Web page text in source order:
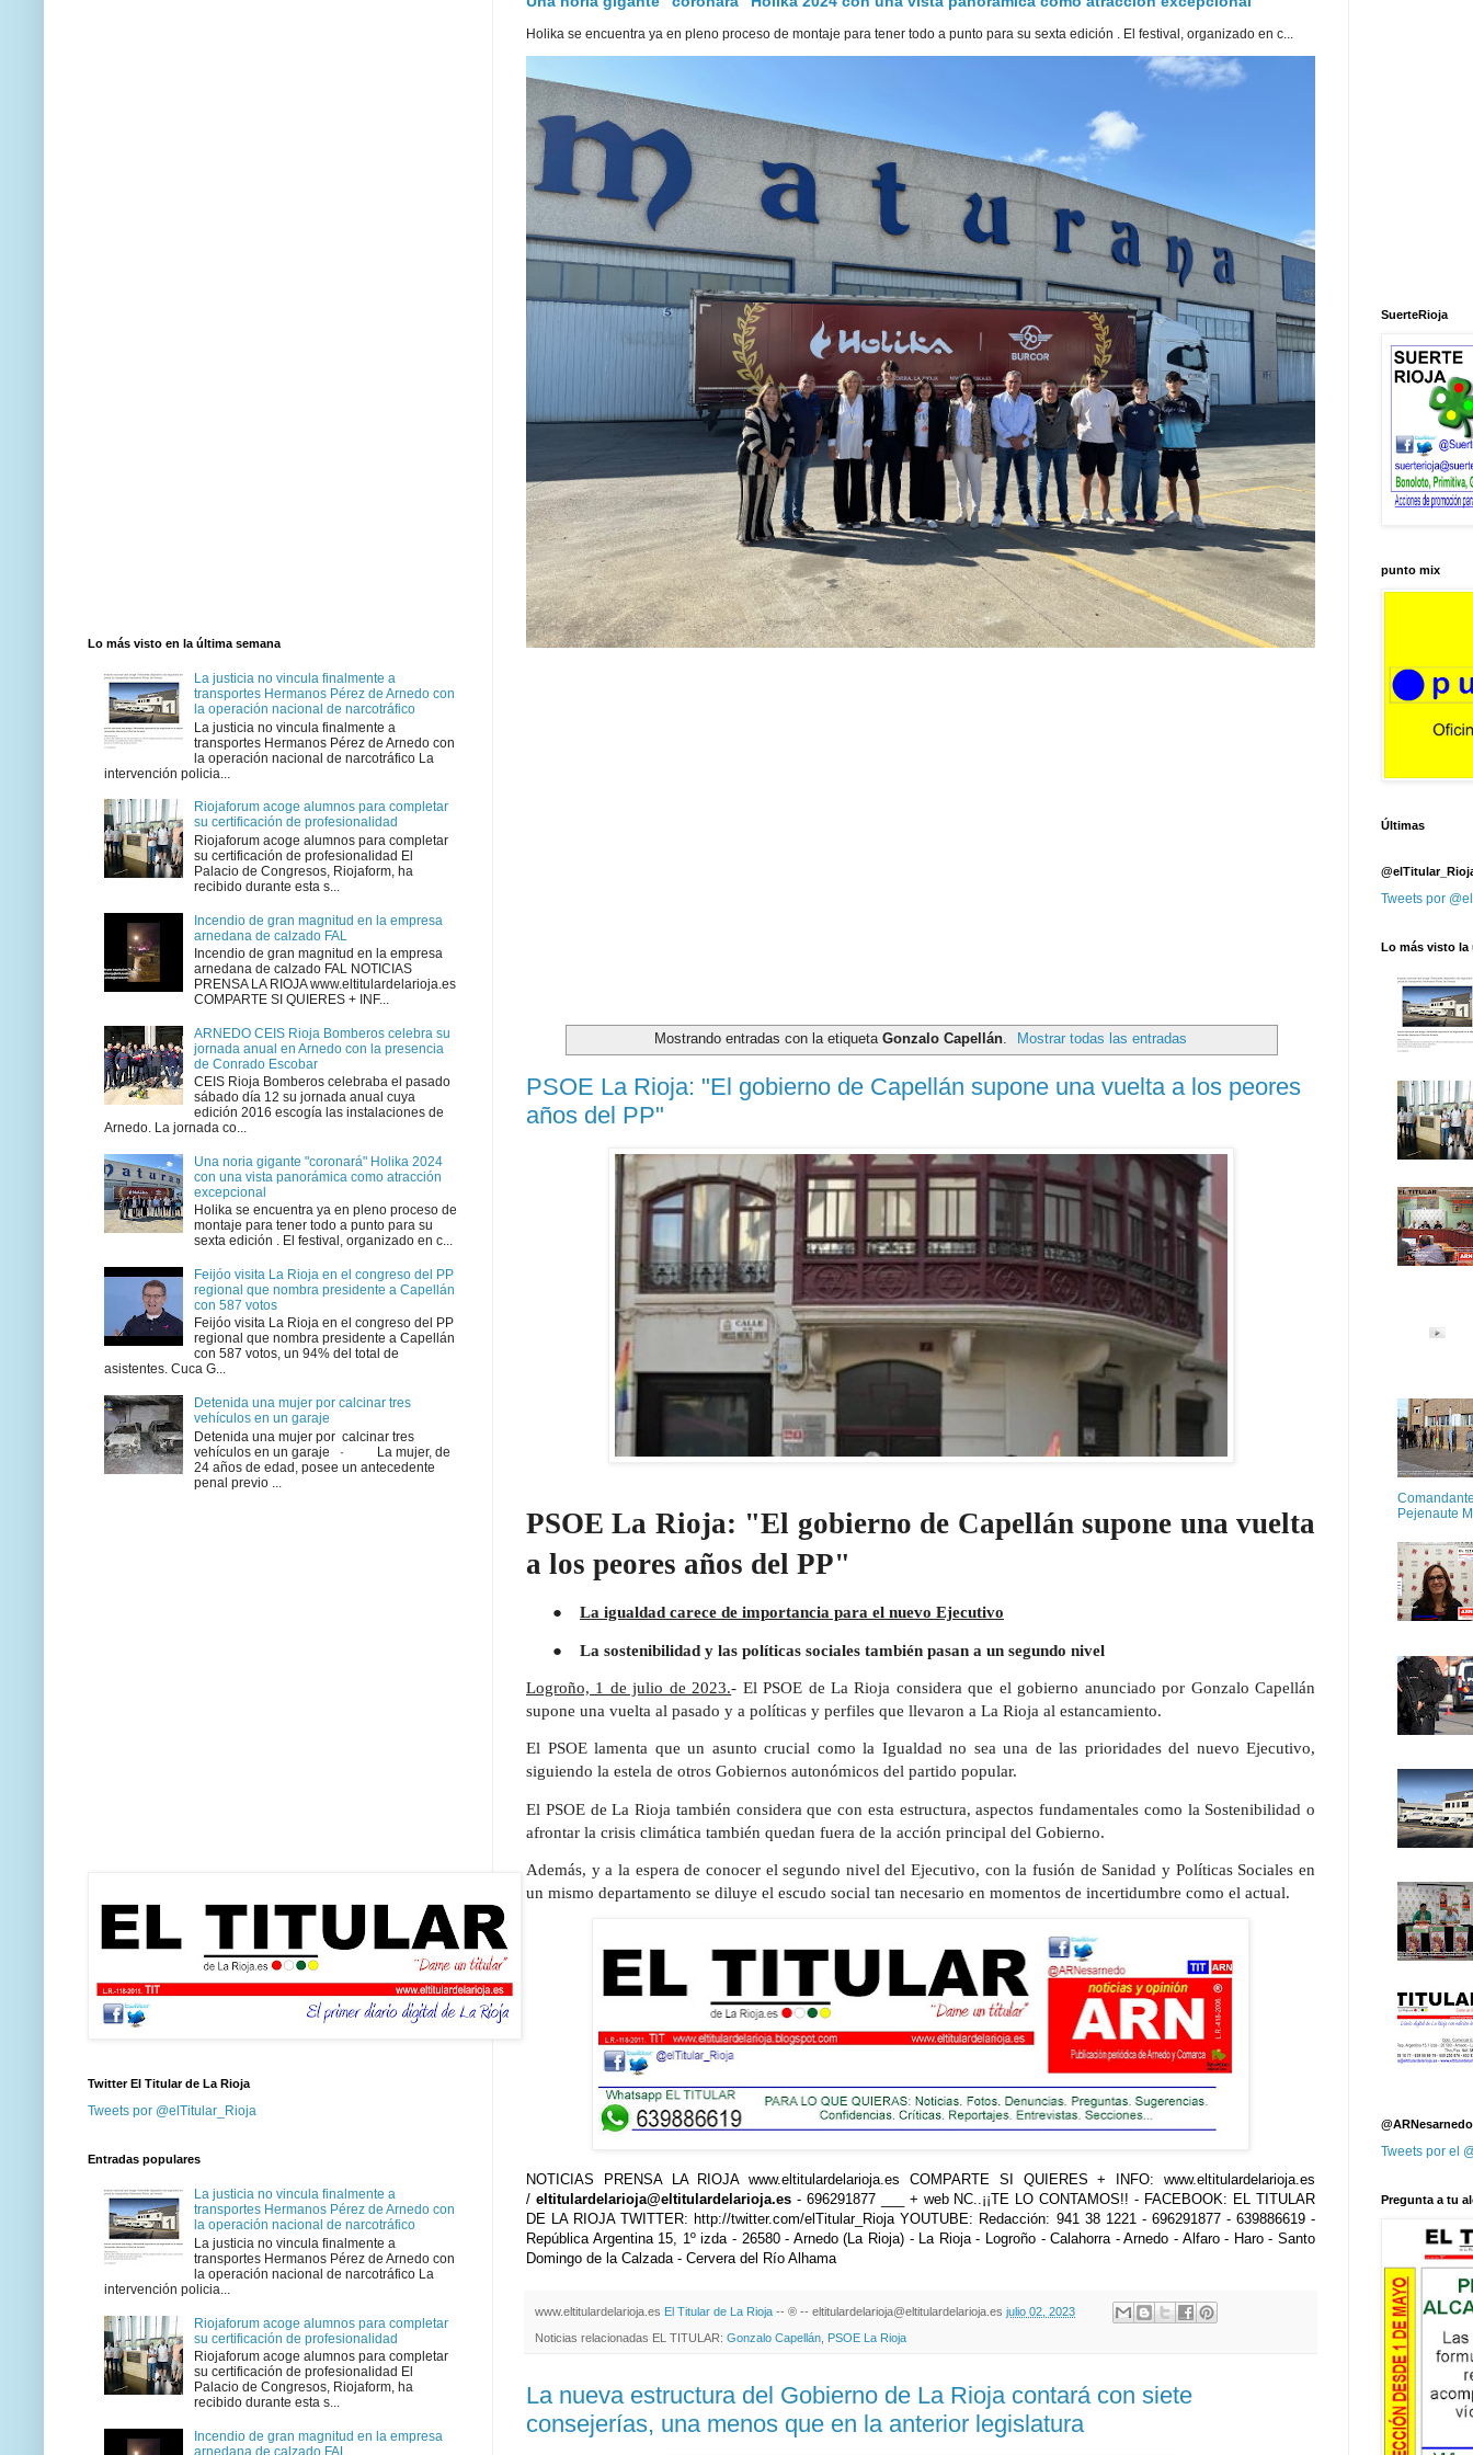
Holika se encuentra ya en pleno proceso de montaje para tener todo a punto para su sexta edición . El festival, organizado en c...
Mostrando entradas con la etiqueta Gonzalo Capellán. Mostrar todas las entradas
PSOE La Rioja: "El gobierno de Capellán supone una vuelta a los peores
años del PP"
PSOE La Rioja: "El gobierno de Capellán supone una vuelta
a los peores años del PP"
●
La igualdad carece de importancia para el nuevo Ejecutivo
● La sostenibilidad y las políticas sociales también pasan a un segundo nivel
Logroño, 1 de julio de 2023.- El PSOE de La Rioja considera que el gobierno anunciado por Gonzalo Capellán
supone una vuelta al pasado y a políticas y perfiles que llevaron a La Rioja al estancamiento.
El PSOE lamenta que un asunto crucial como la Igualdad no sea una de las prioridades del nuevo Ejecutivo,
siguiendo la estela de otros Gobiernos autonómicos del partido popular.
El PSOE de La Rioja también considera que con esta estructura, aspectos fundamentales como la Sostenibilidad o
afrontar la crisis climática también quedan fuera de la acción principal del Gobierno.
Además, y a la espera de conocer el segundo nivel del Ejecutivo, con la fusión de Sanidad y Políticas Sociales en
un mismo departamento se diluye el escudo social tan necesario en momentos de incertidumbre como el actual.
NOTICIAS PRENSA LA RIOJA www.eltitulardelarioja.es COMPARTE SI QUIERES + INFO: www.eltitulardelarioja.es
/ eltitulardelarioja@eltitulardelarioja.es- 696291877 ___ + web NC..¡¡TE LO CONTAMOS!! - FACEBOOK: EL TITULAR
DE LA RIOJA TWITTER: http://twitter.com/elTitular_Rioja YOUTUBE: Redacción: 941 38 1221 - 696291877 - 639886619 -
República Argentina 15, 1º izda - 26580 - Arnedo (La Rioja) - La Rioja - Logroño - Calahorra - Arnedo - Alfaro - Haro - Santo
Domingo de la Calzada - Cervera del Río Alhama
www.eltitulardelarioja.es El Titular de La Rioja -- ® -- eltitulardelarioja@eltitulardelarioja.es julio 02, 2023
Noticias relacionadas EL TITULAR: Gonzalo Capellán, PSOE La Rioja
La nueva estructura del Gobierno de La Rioja contará con siete
consejerías, una menos que en la anterior legislatura
Lo más visto en la última semana
La justicia no vincula finalmente a
transportes Hermanos Pérez de Arnedo con
la operación nacional de narcotráfico
La justicia no vincula finalmente a
transportes Hermanos Pérez de Arnedo con
la operación nacional de narcotráfico La
intervención policia...
Riojaforum acoge alumnos para completar
su certificación de profesionalidad
Riojaforum acoge alumnos para completar
su certificación de profesionalidad El
Palacio de Congresos, Riojaform, ha
recibido durante esta s...
Incendio de gran magnitud en la empresa
arnedana de calzado FAL
Incendio de gran magnitud en la empresa
arnedana de calzado FAL NOTICIAS
PRENSA LA RIOJA www.eltitulardelarioja.es
COMPARTE SI QUIERES + INF...
ARNEDO CEIS Rioja Bomberos celebra su
jornada anual en Arnedo con la presencia
de Conrado Escobar
CEIS Rioja Bomberos celebraba el pasado
sábado día 12 su jornada anual cuya
edición 2016 escogía las instalaciones de
Arnedo. La jornada co...
Una noria gigante "coronará" Holika 2024
con una vista panorámica como atracción
excepcional
Holika se encuentra ya en pleno proceso de
montaje para tener todo a punto para su
sexta edición . El festival, organizado en c...
Feijóo visita La Rioja en el congreso del PP
regional que nombra presidente a Capellán
con 587 votos
Feijóo visita La Rioja en el congreso del PP
regional que nombra presidente a Capellán
con 587 votos, un 94% del total de
asistentes. Cuca G...
Detenida una mujer por calcinar tres
vehículos en un garaje
Detenida una mujer por calcinar tres
vehículos en un garaje · La mujer, de
24 años de edad, posee un antecedente
penal previo ...
Twitter El Titular de La Rioja
Tweets por @elTitular_Rioja
Entradas populares
La justicia no vincula finalmente a
transportes Hermanos Pérez de Arnedo con
la operación nacional de narcotráfico
La justicia no vincula finalmente a
transportes Hermanos Pérez de Arnedo con
la operación nacional de narcotráfico La
intervención policia...
Riojaforum acoge alumnos para completar
su certificación de profesionalidad
Riojaforum acoge alumnos para completar
su certificación de profesionalidad El
Palacio de Congresos, Riojaform, ha
recibido durante esta s...
Incendio de gran magnitud en la empresa
arnedana de calzado FAL
SuerteRioja
punto mix
Últimas
Tweets por
Lo más visto la
Pejenaute
@ARNesarnedo
Tweets por el
Pregunta a tu